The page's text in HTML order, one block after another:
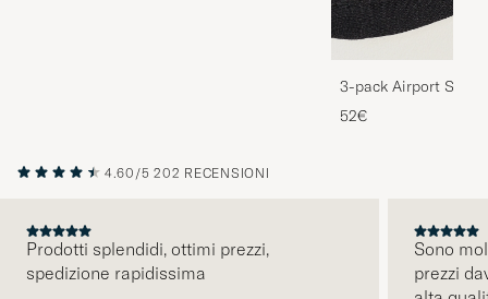
3-pack Airport
Melange
52€
PRECEDENTE
4.60/5 202 RECENSIONI
Prodotti splendidi, ottimi prezzi,
spedizione rapidissima
Sono
prezzi